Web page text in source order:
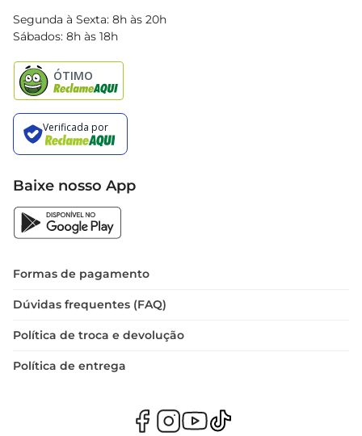
Blog Bretas
Black Friday
Segunda à Sexta: 8h às 20h
Sábados: 8h às 18h
Baixe nosso App
Formas de pagamento
Dúvidas frequentes (FAQ)
Política de troca e devolução
Política de entrega